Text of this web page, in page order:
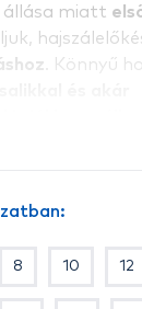
állása miatt
. Könnyű
melyek
8 10 12